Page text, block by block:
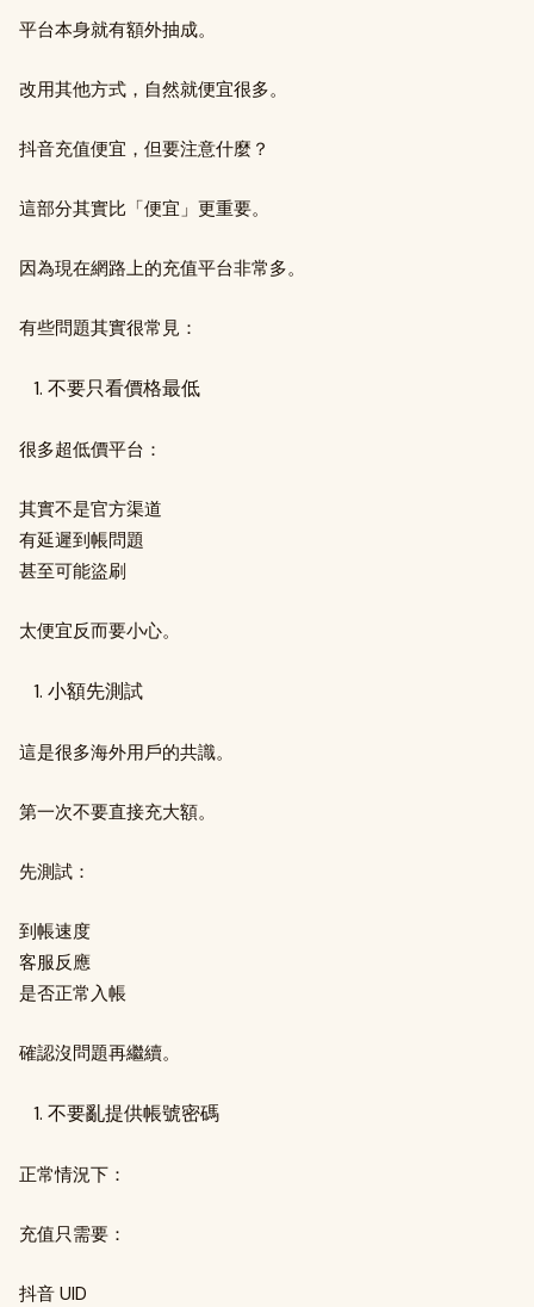
平台本身就有額外抽成。
改用其他方式，自然就便宜很多。
抖音充值便宜，但要注意什麼？
這部分其實比「便宜」更重要。
因為現在網路上的充值平台非常多。
有些問題其實很常見：
不要只看價格最低
很多超低價平台：
其實不是官方渠道
有延遲到帳問題
甚至可能盜刷
太便宜反而要小心。
小額先測試
這是很多海外用戶的共識。
第一次不要直接充大額。
先測試：
到帳速度
客服反應
是否正常入帳
確認沒問題再繼續。
不要亂提供帳號密碼
正常情況下：
充值只需要：
抖音 UID